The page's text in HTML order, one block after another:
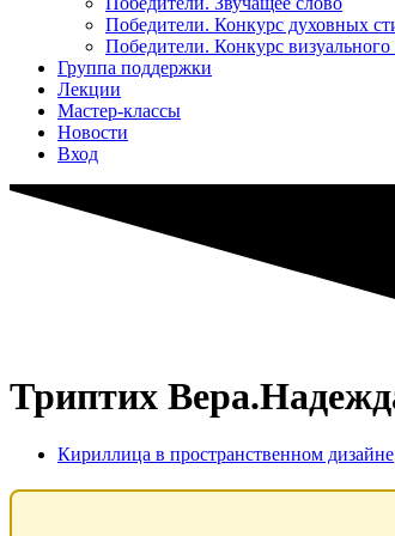
Победители. Конкурс духовных
Победители. Конкурс
Группа поддержки
Лекции
Мастер-классы
Новости
Вход
Триптих
Кириллица в пространственном дизайне